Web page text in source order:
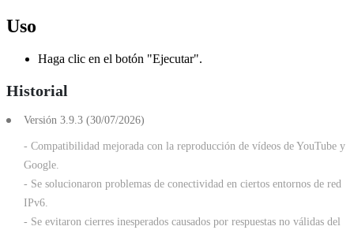
Uso
Haga clic en el botón "Ejecutar".
Historial
Versión 3.9.3 (30/07/2026)
- Compatibilidad mejorada con la reproducción de vídeos de YouTube y
Google.
- Se solucionaron problemas de conectividad en ciertos entornos de red
IPv6.
- Se evitaron cierres inesperados causados por respuestas no válidas del